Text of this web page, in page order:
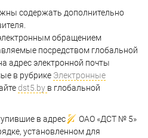
содержать дополнительно
обращением
посредством глобальной
адрес электронной почты
в рубрике Электронные
dst5.by в глобальной
в адрес
ОАО «ДСТ № 5»
установленном для